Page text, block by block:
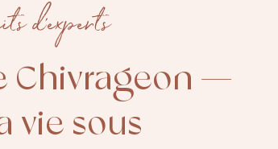
d'experts
Chivrageon —
vie sous